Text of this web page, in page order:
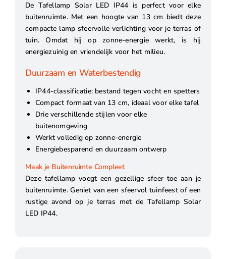
De Tafellamp Solar LED IP44 is perfect voor elke
buitenruimte. Met een hoogte van 13 cm biedt deze
compacte lamp sfeervolle verlichting voor je terras of
tuin. Omdat hij op zonne-energie werkt, is hij
energiezuinig en vriendelijk voor het milieu.
Duurzaam en Waterbestendig
IP44-classificatie: bestand tegen vocht en spetters
Compact formaat van 13 cm, ideaal voor elke tafel
Drie verschillende stijlen voor elke
buitenomgeving
Werkt volledig op zonne-energie
Energiebesparend en duurzaam ontwerp
Maak je Buitenruimte Compleet
Deze tafellamp voegt een gezellige sfeer toe aan je
buitenruimte. Geniet van een sfeervol tuinfeest of een
rustige avond op je terras met de Tafellamp Solar
LED IP44.